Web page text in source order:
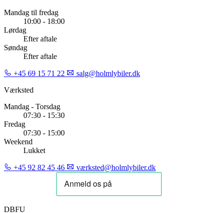
Mandag til fredag
10:00 - 18:00
Lørdag
Efter aftale
Søndag
Efter aftale
+45 69 15 71 22
salg@holmlybiler.dk
Værksted
Mandag - Torsdag
07:30 - 15:30
Fredag
07:30 - 15:00
Weekend
Lukket
+45 92 82 45 46 værksted@holmlybiler.dk
DBFU